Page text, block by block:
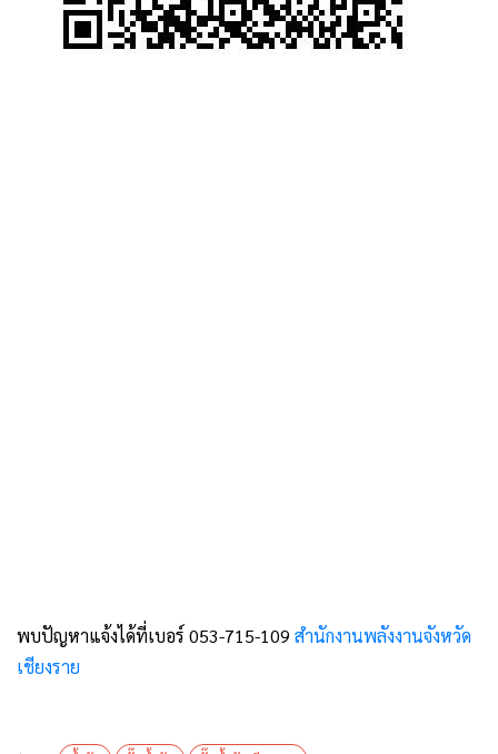
พบปัญหาแจ้งได้ที่เบอร์ 053-715-109 สำนักงานพลังงานจังหวัด
เชียงราย